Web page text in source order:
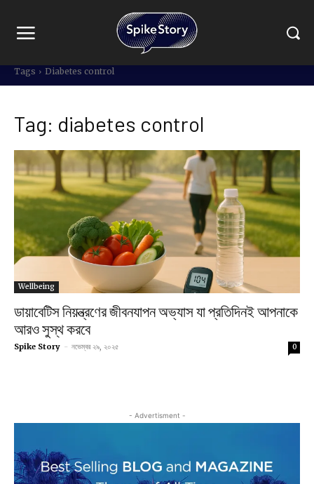
Tags Diabetes control
Tag: diabetes control
Wellbeing
ডায়াবেটিস নিয়ন্ত্রণের জীবনযাপন অভ্যাস যা প্রতিদিনই আপনাকে
আরও সুস্থ করবে
Spike Story - নভেম্বর ২৯, ২০২৫ 0
- Advertisment -